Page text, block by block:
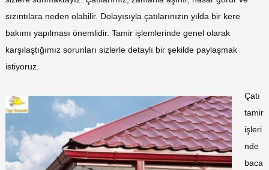
sızıntılara neden olabilir. Dolayısıyla çatılarınızın yılda bir kere
bakımı yapılması önemlidir. Tamir işlemlerinde genel olarak
karşılaştığımız sorunları sizlerle detaylı bir şekilde paylaşmak
istiyoruz.
Çatı
tamir
işleri
nde
baca